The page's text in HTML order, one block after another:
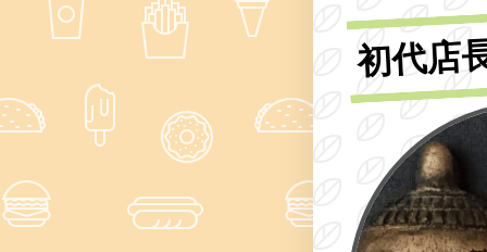
初代店